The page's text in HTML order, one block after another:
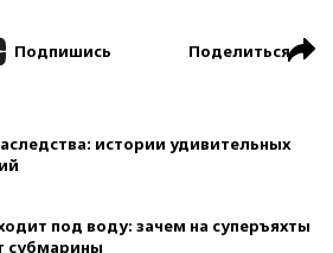
Подпишись Поделиться
истории удивительных
под воду: зачем на суперъяхты
субмарины